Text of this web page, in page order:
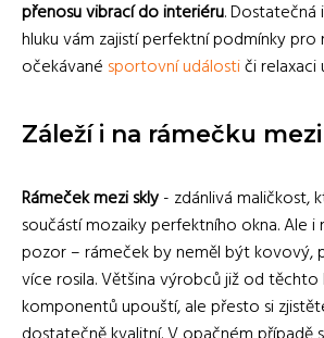
přenosu vibrací do interiéru.
hluku vám zajistí perfektní podmínky pro
očekávané sportovní událostiči relaxaci
Záleží i na rámečku
Rámeček mezi skly- zdánlivá maličkost,
součástí mozaiky perfektního okna. Ale i
pozor – rámeček by neměl být kovový,
více rosila. Většina výrobců již od
komponentů upouští, ale přesto si